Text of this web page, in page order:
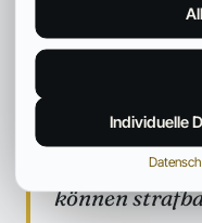
zugelassene
unter das
Doping-
können
Individuelle